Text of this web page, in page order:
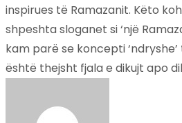
inspirues të Ramazanit. Këto
shpeshta sloganet si ‘një
kam parë se koncepti
është thejsht fjala e dikujt apo